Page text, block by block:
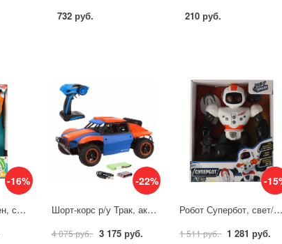
732 руб.
210 руб.
-16%
Телефон 90+ песен, стихов и звуков, Маршак УМка HT1066-R11
-22%
Шорт-корс р/у Трак, аккум., 4WD, 25 км/ч, син.-оранж. Crossbot 870598
4 075 руб. 3 175 руб.
-
Робот Супербот, свет/звук Технодрайв T79-D7527-RS
1 511 руб. 1 281 руб.